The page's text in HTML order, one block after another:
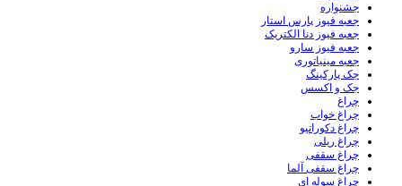
جشنواره
جعبه فیوز پارس استار
جعبه فیوز دنا الکتریک
جعبه فیوز سارو
جعبه مینیاتوری
جک پارکینگ
جک و اکسس
چراغ
چراغ خواب
چراغ دکوراتیو
چراغ ریلی
چراغ سقفی
چراغ سقفی آلما
چراغ سوله ای